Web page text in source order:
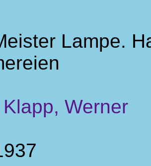
Lampe.
Klapp, Werner